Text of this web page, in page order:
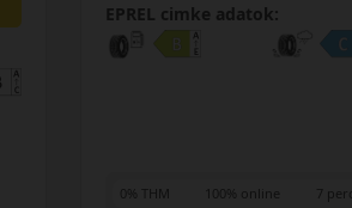
EPREL cimke adatok:
0% THM 100% online 7 perc